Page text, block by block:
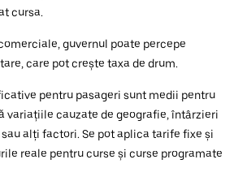
cursa.
guvernul poate percepe
care pot crește taxa de drum.
pentru pasageri sunt medii pentru
variațiile cauzate de geografie, întârzieri
alți factori. Se pot aplica tarife fixe și
reale pentru curse și curse programate